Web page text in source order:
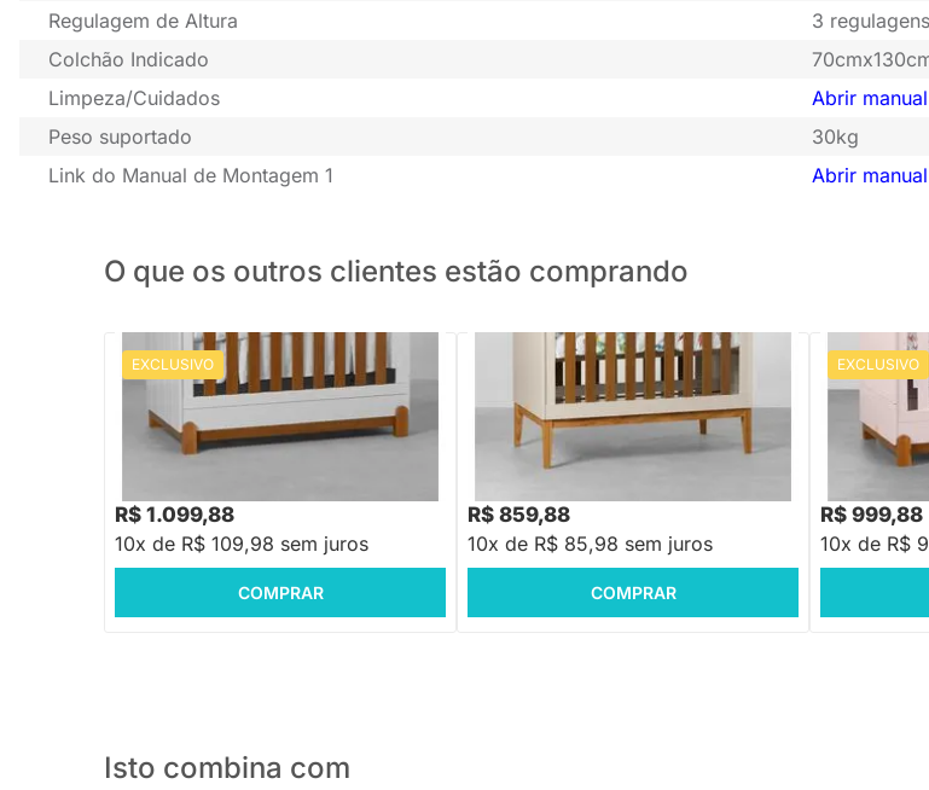
Regulagem de Altura
3 regulagens
Colchão Indicado
Limpeza/Cuidados
Abrir manual
Peso suportado
30kg
Link do Manual de Montagem 1
Abrir manual
O que os outros clientes estão comprando
EXCLUSIVO PRONTA ENTREGA
Berço Mini Cama Lotus com Frisos -
Branco Fosco e Savana
R$ 1.099,88
10x de R$ 109,98 sem juros
COMPRAR
Berço Mini Cama Noah com Pés Square
Mel - Areia e Savana
R$ 859,88
10x de R$ 85,98 sem juros
COMPRAR
EXCLUSIVO
Berço Mini
R$ 999,88
10x de R$
Isto combina com